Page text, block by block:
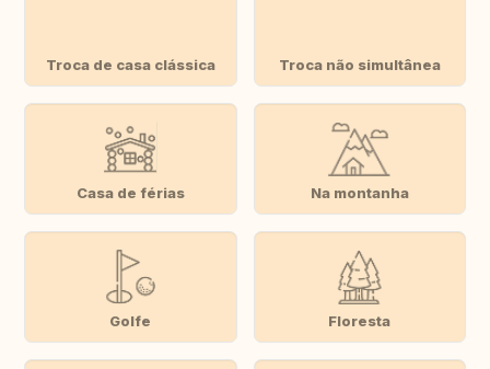
Troca de casa clássica Troca não simultânea
Casa de férias Na montanha
Golfe Floresta